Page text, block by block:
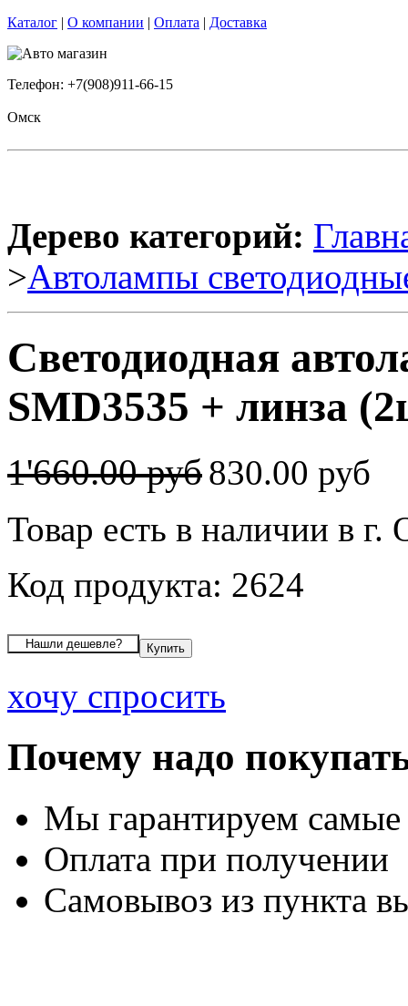
Каталог | О компании | Оплата | Доставка
Телефон: +7(908)911-66-15
Омск
Дерево категорий:
>Автолампы
Светодиодная
SMD3535 + линза
1'660.00 руб830.00 руб
Товар есть в наличии в г.
Код продукта: 2624
хочу спросить
Почему надо
Мы гарантируем
Оплата при получении
Самовывоз из пункта